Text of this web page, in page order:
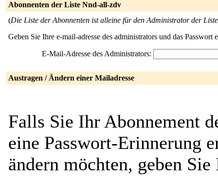
Abonnenten der Liste Nnd-all-zdv
(Die Liste der Abonnenten ist alleine für den Administrator der
Geben Sie Ihre e-mail-adresse des administrators und das
E-Mail-Adresse des Administrators:
Austragen / Ändern einer Mailadresse
Falls Sie Ihr Abonnement
eine Passwort-Erinnerung
ändern möchten, geben